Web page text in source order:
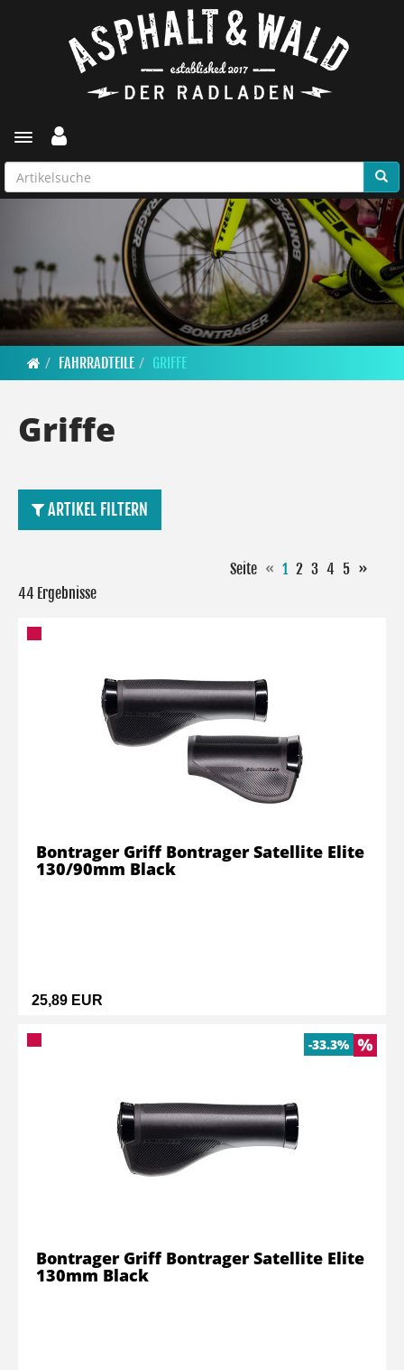
Toggle navigation
FAHRRADTEILE GRIFFE
Griffe
ARTIKEL FILTERN
Seite « 1 2 3 4 5 »
44 Ergebnisse
25,89 EUR
Bontrager Griff Bontrager Satellite Elite
130/90mm Black
-33.3%
Bontrager Griff Bontrager Satellite Elite
130mm Black